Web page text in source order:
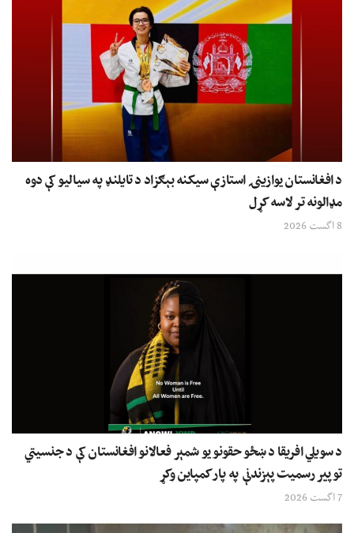
د افغانستان یوازینۍ استازې سیکنه بېګزاد د تایلنډ په سیالیو کې دوه
مډالونه تر لاسه کړل
8 اگست 2026
د سویلي افریقا د ښځو حقونو یو شمېر فعالانو افغانستان کې د جنسیتي
توپیر رسمیت پېزندنې په پار کمپاین وکړ
7 اگست 2026